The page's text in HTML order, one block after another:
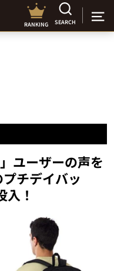
RANKING SEARCH
ユーザーの声を
チデイバッ
！